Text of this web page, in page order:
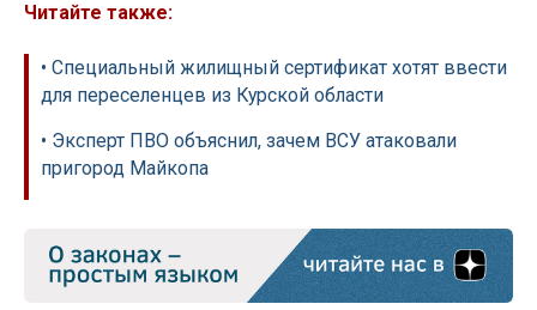
Читайте также:
• Специальный жилищный сертификат хотят ввести
для переселенцев из Курской области
• Эксперт ПВО объяснил, зачем ВСУ атаковали
пригород Майкопа